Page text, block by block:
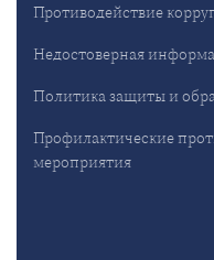
Противодействие
Недостоверная
Политика защиты и
Профилактические
мероприятия